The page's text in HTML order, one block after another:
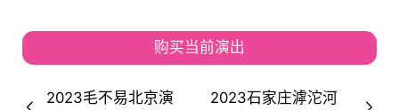
购买当前演出
2023毛不易北京演 2023石家庄滹沱河